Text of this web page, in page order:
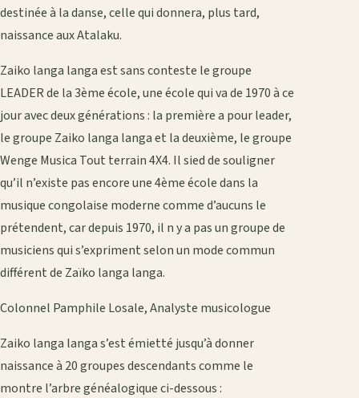
destinée à la danse, celle qui donnera, plus tard,
naissance aux Atalaku.
Zaiko langa langa est sans conteste le groupe
LEADER de la 3ème école, une école qui va de 1970 à ce
jour avec deux générations : la première a pour leader,
le groupe Zaiko langa langa et la deuxième, le groupe
Wenge Musica Tout terrain 4X4. Il sied de souligner
qu’il n’existe pas encore une 4ème école dans la
musique congolaise moderne comme d’aucuns le
prétendent, car depuis 1970, il n y a pas un groupe de
musiciens qui s’expriment selon un mode commun
différent de Zaïko langa langa.
Colonnel Pamphile Losale, Analyste musicologue
Zaiko langa langa s’est émietté jusqu’à donner
naissance à 20 groupes descendants comme le
montre l’arbre généalogique ci-dessous :